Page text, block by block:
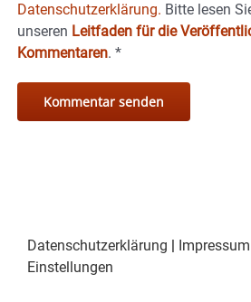
Datenschutzerklärung. Bitte lesen
unseren Leitfaden für die
Kommentaren. *
Datenschutzerklärung | Impressum
Einstellungen